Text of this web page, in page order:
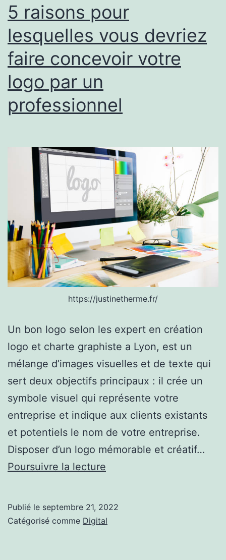
5 raisons pour
lesquelles vous devriez
faire concevoir votre
logo par un
professionnel
https://justinetherme.fr/
Un bon logo selon les expert en création
logo et charte graphiste a Lyon, est un
mélange d’images visuelles et de texte qui
sert deux objectifs principaux : il crée un
symbole visuel qui représente votre
entreprise et indique aux clients existants
et potentiels le nom de votre entreprise.
Disposer d’un logo mémorable et créatif…
Poursuivre la lecture
lesquelles
Publié le septembre 21, 2022
Catégorisé comme Digital